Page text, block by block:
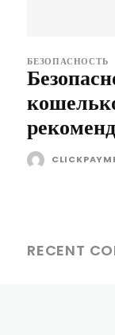
БЕЗОПАСНОСТЬ
RECENT